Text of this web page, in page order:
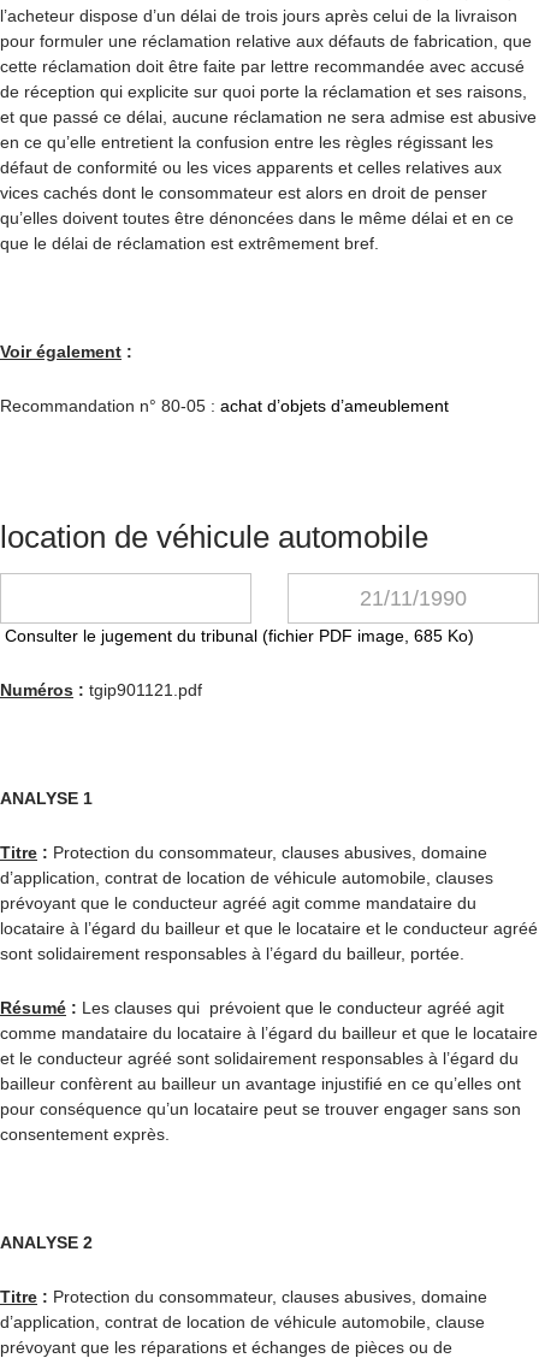
l’acheteur dispose d’un délai de trois jours après celui de la livraison
pour formuler une réclamation relative aux défauts de fabrication, que
cette réclamation doit être faite par lettre recommandée avec accusé
de réception qui explicite sur quoi porte la réclamation et ses raisons,
et que passé ce délai, aucune réclamation ne sera admise est abusive
en ce qu’elle entretient la confusion entre les règles régissant les
défaut de conformité ou les vices apparents et celles relatives aux
vices cachés dont le consommateur est alors en droit de penser
qu’elles doivent toutes être dénoncées dans le même délai et en ce
que le délai de réclamation est extrêmement bref.
Voir également :
Recommandation n° 80-05 : achat d’objets d’ameublement
location de véhicule automobile
21/11/1990
Consulter le jugement du tribunal (fichier PDF image, 685 Ko)
Numéros : tgip901121.pdf
ANALYSE 1
Titre : Protection du consommateur, clauses abusives, domaine
d’application, contrat de location de véhicule automobile, clauses
prévoyant que le conducteur agréé agit comme mandataire du
locataire à l’égard du bailleur et que le locataire et le conducteur agréé
sont solidairement responsables à l’égard du bailleur, portée.
Résumé : Les clauses qui prévoient que le conducteur agréé agit
comme mandataire du locataire à l’égard du bailleur et que le locataire
et le conducteur agréé sont solidairement responsables à l’égard du
bailleur confèrent au bailleur un avantage injustifié en ce qu’elles ont
pour conséquence qu’un locataire peut se trouver engager sans son
consentement exprès.
ANALYSE 2
Titre : Protection du consommateur, clauses abusives, domaine
d’application, contrat de location de véhicule automobile, clause
prévoyant que les réparations et échanges de pièces ou de